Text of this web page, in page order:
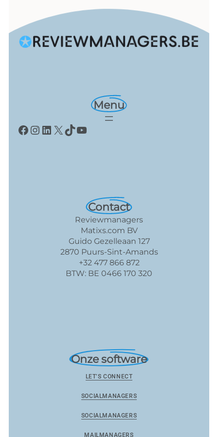
Menu
Facebook
Instagram
LinkedIn
X TikTok
YouTube
Contact
Reviewmanagers
Matixs.com BV
Guido Gezelleaan 127
2870 Puurs-Sint-Amands
+32 477 866 872
BTW: BE 0466 170 320
Onze software
LET’S CONNECT
SOCIALMANAGERS
SOCIALMANAGERS
MAILMANAGERS